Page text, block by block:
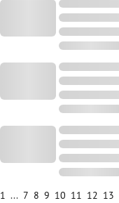
1 ... 7 8 9 10 11 12 13